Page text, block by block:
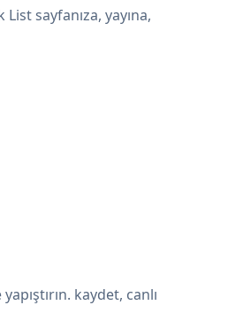
sayfanıza, yayına,
kaydet, canlı